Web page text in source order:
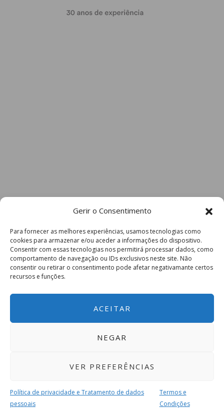
Gerir o Consentimento
Para fornecer as melhores experiências, usamos tecnologias como
cookies para armazenar e/ou aceder a informações do dispositivo.
Consentir com essas tecnologias nos permitirá processar dados, como
comportamento de navegação ou IDs exclusivos neste site. Não
consentir ou retirar o consentimento pode afetar negativamante certos
recursos e funções.
ACEITAR
NEGAR
VER PREFERÊNCIAS
Política de privacidade e Tratamento de dados
pessoais
Termos e
Condições